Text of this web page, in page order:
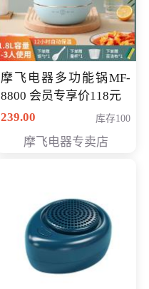
摩飞电器多功能锅MF-
8800 会员专享价118元
239.00
库存100
摩飞电器专卖店